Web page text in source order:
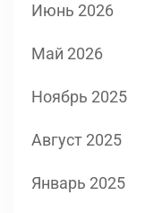
Июнь 2026
Май 2026
Ноябрь 2025
Август 2025
Январь 2025